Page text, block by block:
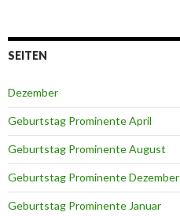
SEITEN
Dezember
Geburtstag Prominente April
Geburtstag Prominente August
Geburtstag Prominente Dezember
Geburtstag Prominente Januar